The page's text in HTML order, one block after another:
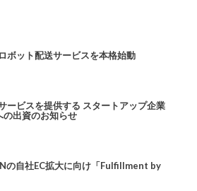
ボット配送サービスを本格始動
ービスを提供する スタートアップ企業
の出資のお知らせ
の自社EC拡大に向け「Fulfillment by